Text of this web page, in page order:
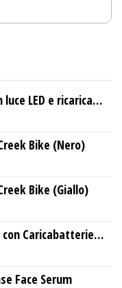
LED e ricarica
Bike (Nero)
Bike (Giallo)
Caricabatterie
Face Serum